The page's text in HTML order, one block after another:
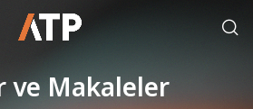
ve Makaleler